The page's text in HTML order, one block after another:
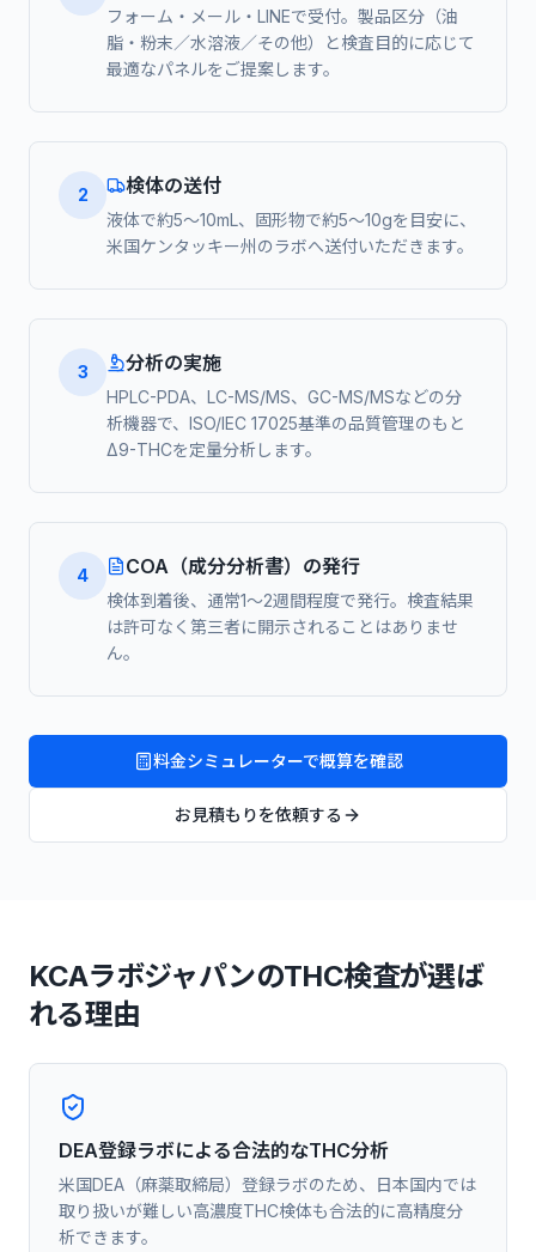
フォーム・メール・LINEで受付。製品区分（油
脂・粉末／水溶液／その他）と検査目的に応じて
最適なパネルをご提案します。
2 検体の送付
液体で約5〜10mL、固形物で約5〜10gを目安に、
米国ケンタッキー州のラボへ送付いただきます。
3 分析の実施
HPLC-PDA、LC-MS/MS、GC-MS/MSなどの分
析機器で、ISO/IEC 17025基準の品質管理のもと
Δ9-THCを定量分析します。
4 COA（成分分析書）の発行
検体到着後、通常1〜2週間程度で発行。検査結果
は許可なく第三者に開示されることはありませ
ん。
料金シミュレーターで概算を確認
お見積もりを依頼する
KCAラボジャパンのTHC検査が選ば
れる理由
DEA登録ラボによる合法的なTHC分析
米国DEA（麻薬取締局）登録ラボのため、日本国内では
取り扱いが難しい高濃度THC検体も合法的に高精度分
析できます。